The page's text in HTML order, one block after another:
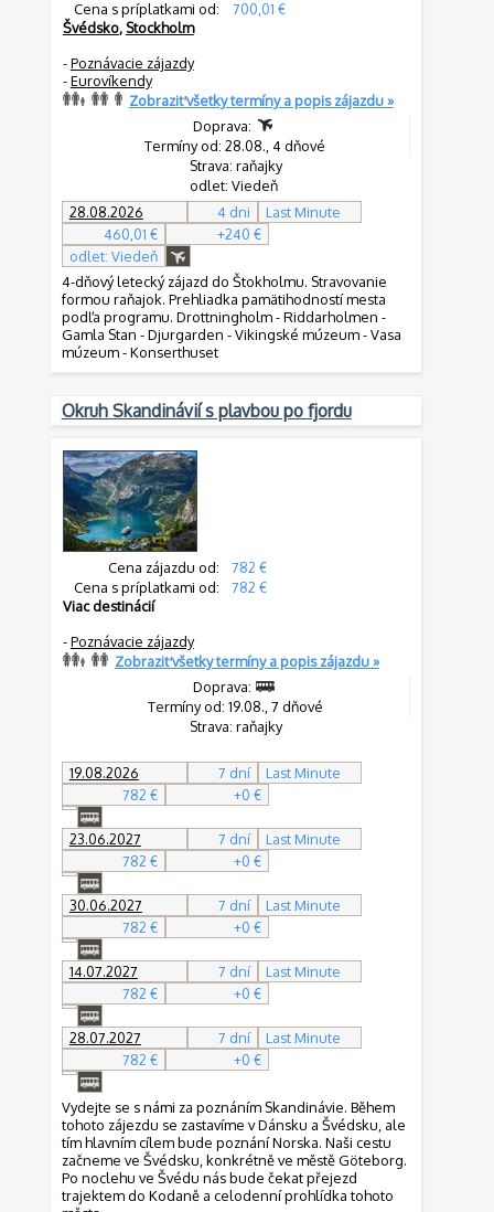
Cena s príplatkami od:
700,01 €
Švédsko, Stockholm
-Poznávacie zájazdy
-Eurovíkendy
Zobraziť všetky termíny a popis zájazdu »
Doprava:
Termíny od: 28.08., 4 dňové
Strava: raňajky
odlet: Viedeň
28.08.2026
4 dni
Last Minute
460,01 €
+240 €
odlet: Viedeň
4-dňový letecký zájazd do Štokholmu. Stravovanie
formou raňajok. Prehliadka pamätihodností mesta
podľa programu. Drottningholm - Riddarholmen -
Gamla Stan - Djurgarden - Vikingské múzeum - Vasa
múzeum - Konserthuset
Okruh Skandinávií s plavbou po fjordu
Cena zájazdu od:
782 €
Cena s príplatkami od:
782 €
Viac destinácií
-Poznávacie zájazdy
Zobraziť všetky termíny a popis zájazdu »
Doprava:
Termíny od: 19.08., 7 dňové
Strava: raňajky
19.08.2026 7 dní
Last Minute
782 €
+0 €
23.06.2027 7 dní
Last Minute
782 €
+0 €
30.06.2027 7 dní
Last Minute
782 €
+0 €
14.07.2027 7 dní
Last Minute
782 €
+0 €
28.07.2027 7 dní
Last Minute
782 €
+0 €
Vydejte se s námi za poznáním Skandinávie. Během
tohoto zájezdu se zastavíme v Dánsku a Švédsku, ale
tím hlavním cílem bude poznání Norska. Naši cestu
začneme ve Švédsku, konkrétně ve městě Göteborg.
Po noclehu ve Švédu nás bude čekat přejezd
trajektem do Kodaně a celodenní prohlídka tohoto